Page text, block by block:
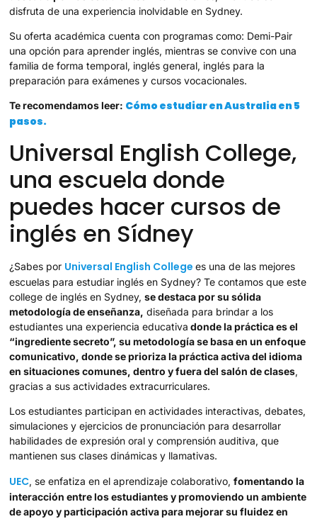
disfruta de una experiencia inolvidable en Sydney.
Su oferta académica cuenta con programas como: Demi-Pair
una opción para aprender inglés, mientras se convive con una
familia de forma temporal, inglés general, inglés para la
preparación para exámenes y cursos vocacionales.
Te recomendamos leer: Cómo estudiar en Australia en 5
pasos.
Universal English College,
una escuela donde
puedes hacer cursos de
inglés en Sídney
¿Sabes por Universal English Collegees una de las mejores
escuelas para estudiar inglés en Sydney? Te contamos que este
college de inglés en Sydney,se destaca por su sólida
metodología de enseñanza, diseñada para brindar a los
estudiantes una experiencia educativa donde la práctica es el
“ingrediente secreto”, su metodología se basa en un enfoque
comunicativo, donde se prioriza la práctica activa del idioma
en situaciones comunes, dentro y fuera del salón de clases,
gracias a sus actividades extracurriculares.
Los estudiantes participan en actividades interactivas, debates,
simulaciones y ejercicios de pronunciación para desarrollar
habilidades de expresión oral y comprensión auditiva, que
mantienen sus clases dinámicas y llamativas.
UEC, se enfatiza en el aprendizaje colaborativo,fomentando la
interacción entre los estudiantes y promoviendo un ambiente
de apoyo y participación activa para mejorar su fluidez en